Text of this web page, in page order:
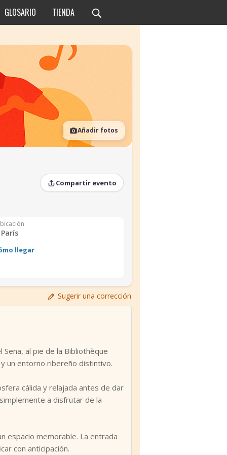
GLOSARIO TIENDA
Añadir fotos
Compartir evento
París
llegar
Sugerir una corrección
al pie de la Bibliothèque
un entorno ribereño distintivo.
cálida y relajada antes de dar
a disfrutar de la
espacio memorable. La entrada
con anticipación.